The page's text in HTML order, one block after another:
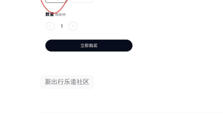
新出行乐道社区